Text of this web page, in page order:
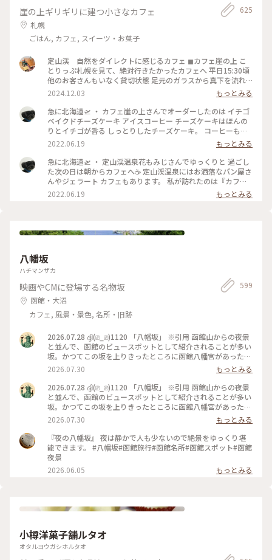
崖の上ギリギリに建つ小さなカフェ
札幌
ごはん, カフェ, スイーツ・お菓子
625
定山渓 自然をダイレクトに感じるカフェ ◼︎カフェ崖の上 こ
とりっぷ札幌を見て、絶対行きたかったカフェへ 平日15:30頃
他のお客さんもいなく貸切状態 足元のガラスから真下を流れ
る清流が眺められる席を選び、川のせせらぎと(実際は前日の
雨のせいか結構激しい流れ)静かな店内に流れる音楽に癒し𓅨
リスとか会いたかった🐿️💕 コーヒーもケーキも美味しくっ
て、また色んな季節も感じたい素敵なお店でした！ #ベストト
リップ2024 #北海道 #札幌 #定山渓
2024.12.03
もっとみる
急に北海道🛫 ・ カフェ崖の上さんでオーダーしたのは イチゴ
ベイクドチーズケーキ アイスコーヒー チーズケーキはほんの
りとイチゴが香る しっとりしたチーズケーキ。 コーヒーもス
ッキリとした軽いコーヒーで 朝にはピッタリでした☺️ ・ #ア
ートみたいな景色 #Myことりっぷ #カフェ崖の上 #定山渓 #定
山渓温泉
2022.06.19
もっとみる
急に北海道🛫 ・ 定山渓温泉花もみじさんでゆっくりと 過ごし
た次の日は朝からカフェへ☕ 定山渓温泉にはお洒落なパン屋さ
んやジェラート カフェもあります。 私が訪れたのは『カフェ
崖の上』さん。 本当に崖の上に建ってまーす！ちょっと怖
い。 店内は静かなボサノヴァが流れ、コーヒーの 良い香りが
2022.06.19 もっとみる
八幡坂
ハチマンザカ
映画やCMに登場する名物坂
函館・大沼
カフェ, 風景・景色, 名所・旧跡
599
2026.07.28 ദ്ദി(⎚_⎚)1120 「八幡坂」 ※引用 函館山からの夜景
と並んで、函館のビュースポットとして紹介されることが多い
坂。かつてこの坂を上りきったところに函館八幡宮があったと
され、名前の由来となっている。 日中来たのは初めてでした
😄 あまり、うまく撮れてないですが😅 で、そこから近隣を
散歩しましたが、やはり日中に歩くと色々発見しますね👀✨️ 画
像はありませんが、最近北海道の情報番組では取り上げてる話
題の「街角クレープ」を見つけました🤤 ※気になる方はググ
ってみてください（笑） 最後にそのまま金森倉庫まで歩いて、
買物してました✨️ #北海道#函館市#八幡坂#船魂神社#カトリッ
ク教会#金森倉庫#散歩#観光#函館旅行
2026.07.30
もっとみる
2026.07.28 ദ്ദി(⎚_⎚)1120 「八幡坂」 ※引用 函館山からの夜景
と並んで、函館のビュースポットとして紹介されることが多い
坂。かつてこの坂を上りきったところに函館八幡宮があったと
され、名前の由来となっている。 日中来たのは初めてでした
😄 あまり、うまく撮れてないですが😅 で、そこから近隣を
散歩しましたが、やはり日中に歩くと色々発見しますね👀✨️ 画
像はありませんが、最近話題の「街角クレープ」を見つけまし
た🤤 #北海道#函館市#八幡坂#カトリック教会#船魂神社#散歩
2026.07.30
もっとみる
『夜の八幡坂』 夜は静かで人も少ないので絶景をゆっくり堪
能できます。 #八幡坂#函館旅行#函館名所#函館スポット#函館
夜景
2026.06.05
もっとみる
小樽洋菓子舗ルタオ
オタルヨウガシホルタオ